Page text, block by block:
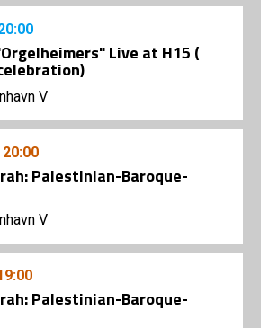
Live at H15 (
V
20:00
Palestinian-Baroque-
V
Palestinian-Baroque-